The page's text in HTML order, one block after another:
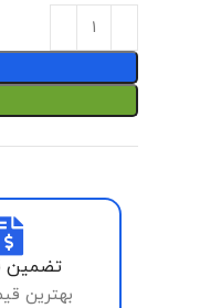
تضمین
بهترین